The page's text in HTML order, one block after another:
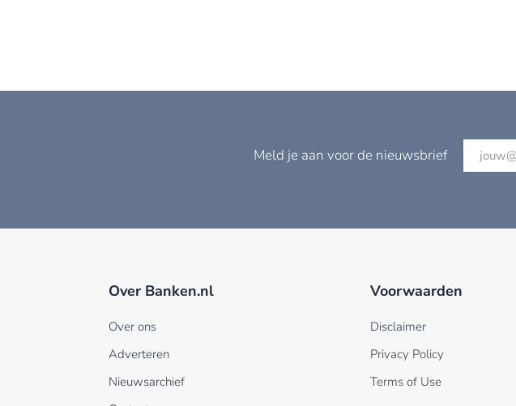
Meld je aan voor de nieuwsbrief
Over Banken.nl
Over ons
Adverteren
Nieuwsarchief
Voorwaarden
Disclaimer
Privacy Policy
Terms of Use